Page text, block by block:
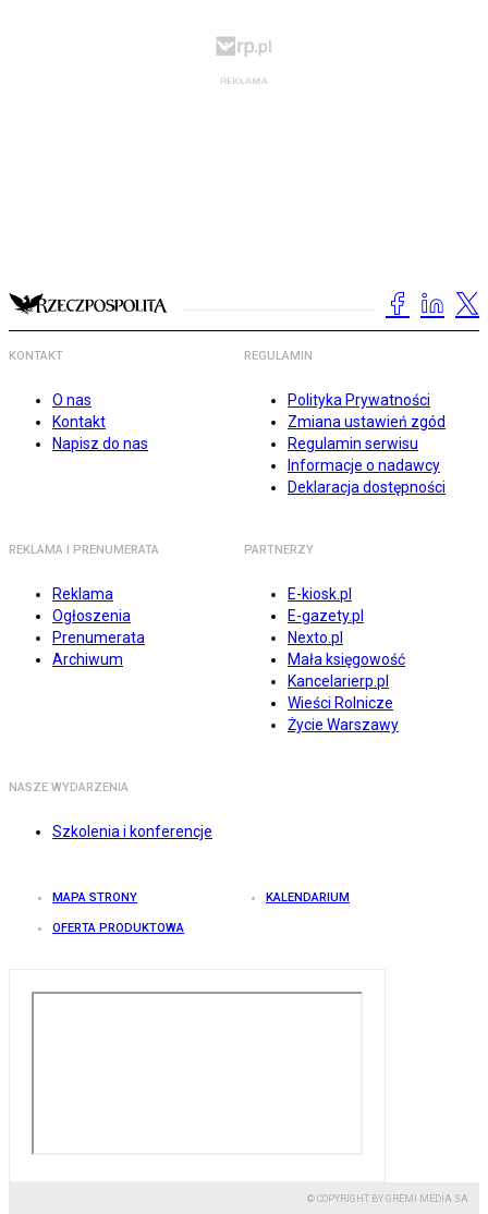
KONTAKT
O nas
Kontakt
Napisz do nas
REGULAMIN
Polityka Prywatności
Zmiana ustawień zgód
Regulamin serwisu
Informacje o nadawcy
Deklaracja dostępności
REKLAMA I PRENUMERATA
Reklama
Ogłoszenia
Prenumerata
Archiwum
PARTNERZY
E-kiosk.pl
E-gazety.pl
Nexto.pl
Mała księgowość
Kancelarierp.pl
Wieści Rolnicze
Życie Warszawy
NASZE WYDARZENIA
Szkolenia i konferencje
MAPA STRONY KALENDARIUM
OFERTA PRODUKTOWA
© COPYRIGHT BY GREMI MEDIA SA